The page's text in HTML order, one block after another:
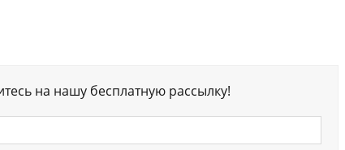
на нашу бесплатную рассылку!